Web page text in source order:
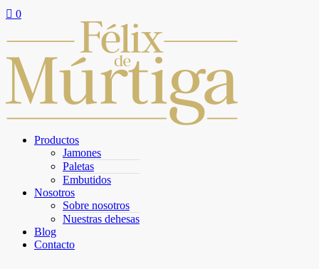
 0
Productos
Jamones
Paletas
Embutidos
Nosotros
Sobre nosotros
Nuestras dehesas
Blog
Contacto